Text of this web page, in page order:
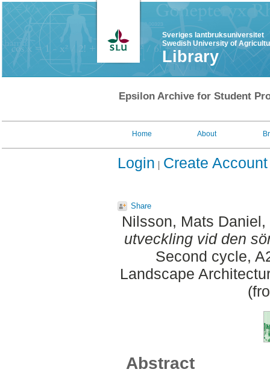
Sveriges lantbruksuniversitet
Swedish University of
Library
Epsilon Archive for Student
Home About
Login Create Account
Share
Nilsson, Mats Daniel
utveckling vid den
Second cycle,
Landscape
Abstract